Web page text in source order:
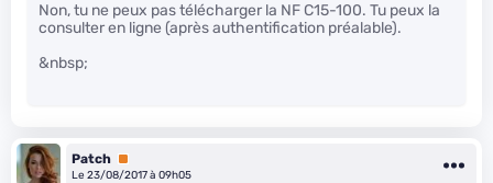
Non, tu ne peux pas télécharger la NF C15-100. Tu peux la
consulter en ligne (après authentification préalable).
&nbsp;
Patch Premium
Le 23/08/2017 à 09h05